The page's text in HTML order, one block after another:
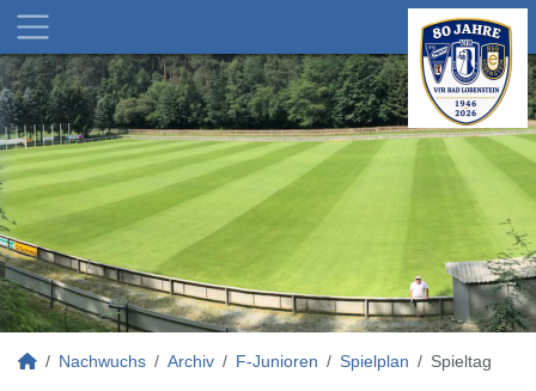
Nachwuchs Archiv F-Junioren Spielplan Spieltag